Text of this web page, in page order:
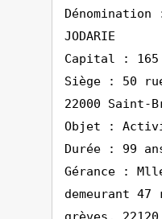
Dénomination
JODARIE
Capital : 165
Siège : 50
22000 Saint-
Objet :
Durée : 99
Gérance :
demeurant 47